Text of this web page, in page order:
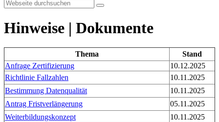
Hinweise | Dokumente
Thema
Stand
Anfrage Zertifizierung
10.12.2025
Richtlinie Fallzahlen
10.11.2025
Bestimmung Datenqualität
10.11.2025
Antrag Fristverlängerung
05.11.2025
Weiterbildungskonzept
10.11.2025